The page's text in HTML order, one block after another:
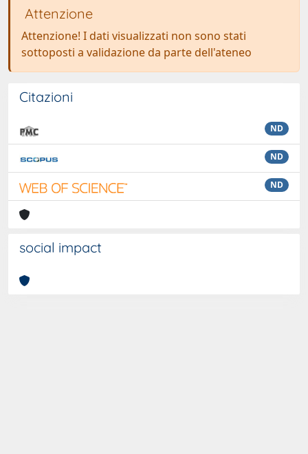
Attenzione
Attenzione! I dati visualizzati non sono stati
sottoposti a validazione da parte dell'ateneo
Citazioni
ND
ND
ND
social impact